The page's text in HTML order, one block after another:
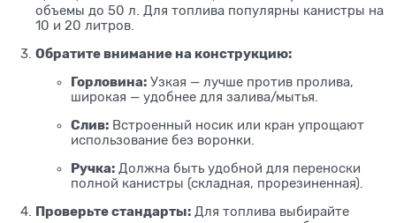
объемы до 50 л. Для топлива популярны канистры на
10 и 20 литров.
Обратите внимание на конструкцию:
Горловина: Узкая — лучше против пролива,
широкая — удобнее для залива/мытья.
Слив: Встроенный носик или кран упрощают
использование без воронки.
Ручка: Должна быть удобной для переноски
полной канистры (складная, прорезиненная).
Проверьте стандарты: Для топлива выбирайте